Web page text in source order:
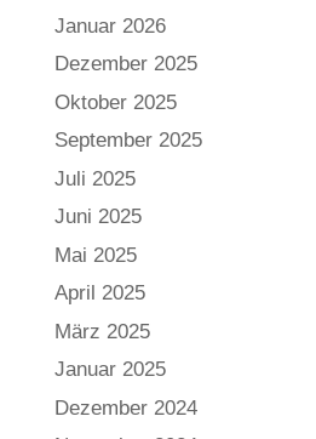
Januar 2026
Dezember 2025
Oktober 2025
September 2025
Juli 2025
Juni 2025
Mai 2025
April 2025
März 2025
Januar 2025
Dezember 2024